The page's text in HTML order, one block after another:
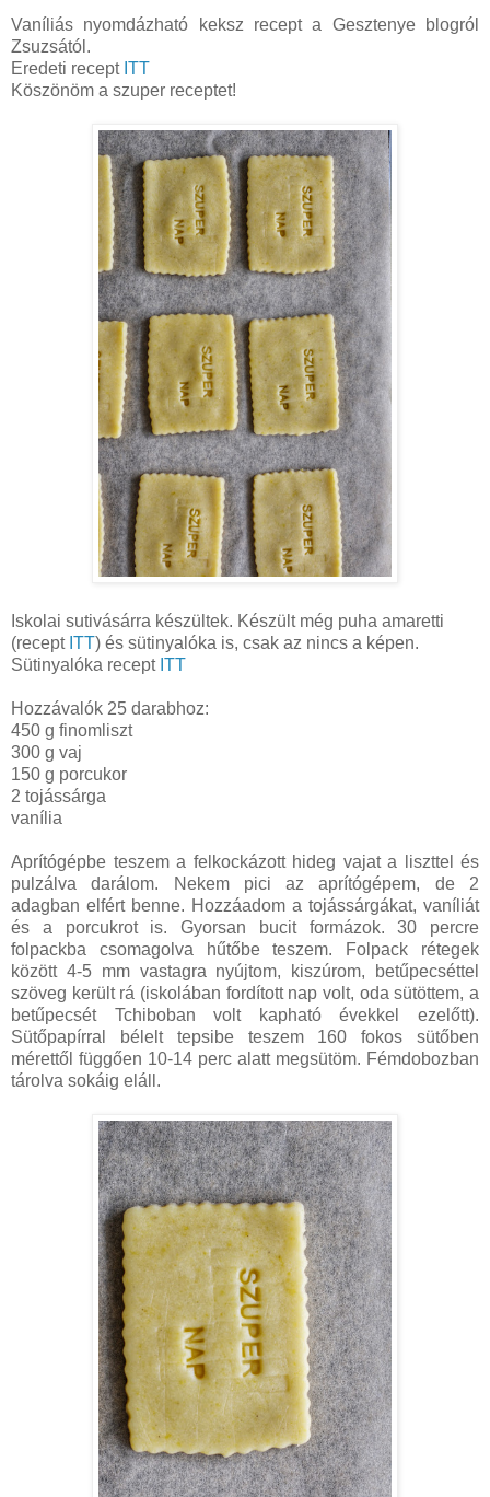
Vaníliás nyomdázható keksz recept a Gesztenye blogról
Zsuzsától.
Eredeti recept ITT
Köszönöm a szuper receptet!
Iskolai sutivásárra készültek. Készült még puha amaretti
(recept ITT) és sütinyalóka is, csak az nincs a képen.
Sütinyalóka recept ITT
Hozzávalók 25 darabhoz:
450 g finomliszt
300 g vaj
150 g porcukor
2 tojássárga
vanília
Aprítógépbe teszem a felkockázott hideg vajat a liszttel és
pulzálva darálom. Nekem pici az aprítógépem, de 2
adagban elfért benne. Hozzáadom a tojássárgákat, vaníliát
és a porcukrot is. Gyorsan bucit formázok. 30 percre
folpackba csomagolva hűtőbe teszem. Folpack rétegek
között 4-5 mm vastagra nyújtom, kiszúrom, betűpecséttel
szöveg került rá (iskolában fordított nap volt, oda sütöttem, a
betűpecsét Tchiboban volt kapható évekkel ezelőtt).
Sütőpapírral bélelt tepsibe teszem 160 fokos sütőben
mérettől függően 10-14 perc alatt megsütöm. Fémdobozban
tárolva sokáig eláll.